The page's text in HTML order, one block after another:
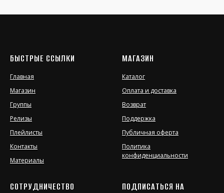
БЫСТРЫЕ ССЫЛКИ
Главная
Магазин
Группы
Релизы
Плейлисты
Контакты
Материалы
МАГАЗИН
Каталог
Оплата и доставка
Возврат
Поддержка
Публичная оферта
Политика
конфиденциальности
СОТРУДНИЧЕСТВО
ПОДПИСАТЬСЯ НА